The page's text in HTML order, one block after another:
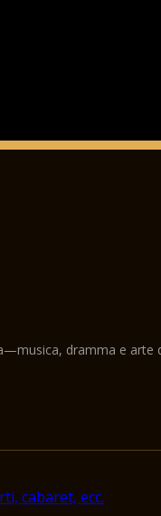
dramma e arte